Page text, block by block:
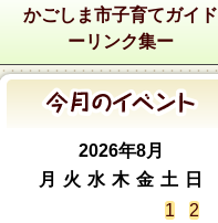
かごしま市子育てガイド
ーリンク集ー
2026年8月
月
火 水 木 金 土
日
1
2